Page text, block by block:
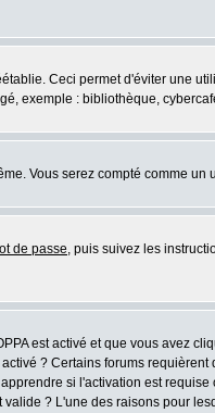
Ceci permet d'éviter une
exemple : bibliothèque,
Vous serez compté comme un
de passe, puis suivez les
est activé et que vous avez
? Certains forums requièrent
si l'activation est requise
? L'une des raisons pour